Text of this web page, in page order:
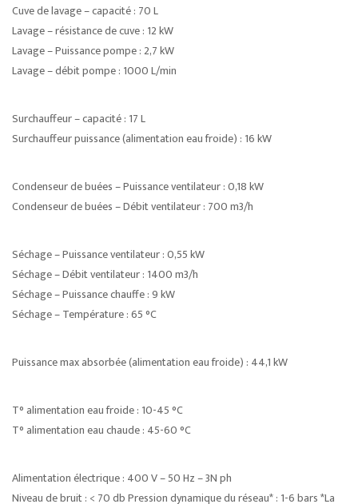
Cuve de lavage – capacité : 70 L
Lavage – résistance de cuve : 12 kW
Lavage – Puissance pompe : 2,7 kW
Lavage – débit pompe : 1000 L/min
Surchauffeur – capacité : 17 L
Surchauffeur puissance (alimentation eau froide) : 16 kW
Condenseur de buées – Puissance ventilateur : 0,18 kW
Condenseur de buées – Débit ventilateur : 700 m3/h
Séchage – Puissance ventilateur : 0,55 kW
Séchage – Débit ventilateur : 1400 m3/h
Séchage – Puissance chauffe : 9 kW
Séchage – Température : 65 °C
Puissance max absorbée (alimentation eau froide) : 44,1 kW
T° alimentation eau froide : 10-45 °C
T° alimentation eau chaude : 45-60 °C
Alimentation électrique : 400 V – 50 Hz – 3N ph
Niveau de bruit : < 70 db Pression dynamique du réseau* : 1-6 bars *La